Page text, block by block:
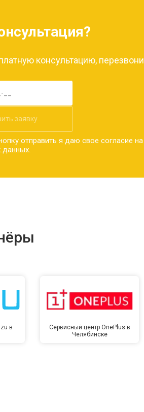
консультацию,
заявку
отправить я даю свое согласие
данных.
в
Сервисный центр OnePlus в
Челябинске